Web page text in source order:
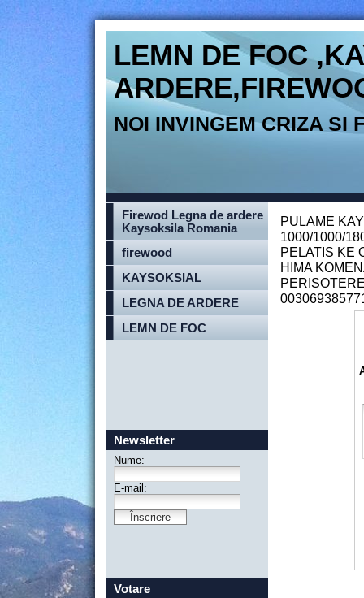
LEMN DE FOC
NOI INVINGEM CRIZA SI
PULAME
1000/1000/
PELATIS KE
HIMA
Firewod Legna de ardere
Kaysoksila Romania
firewood
KAYSOKSIAL
LEGNA DE ARDERE
LEMN DE FOC
Newsletter
Votare